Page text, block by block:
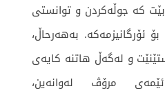
کە جوڵەکردن و توانستی
ئۆرگانیزمەکە. بەهەرحاڵ،
و لەگەڵ هاتنە کایەی
مرۆڤ لەوانەین،